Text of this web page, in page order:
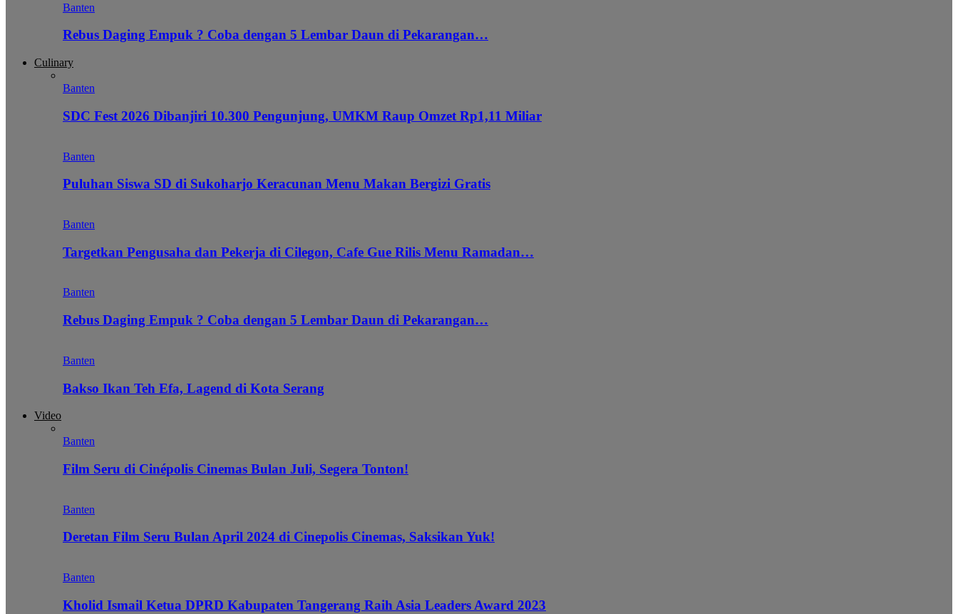
Banten
Rebus Daging Empuk ? Coba dengan 5 Lembar Daun di Pekarangan…
Culinary
Banten
SDC Fest 2026 Dibanjiri 10.300 Pengunjung, UMKM Raup Omzet Rp1,11 Miliar
Banten
Puluhan Siswa SD di Sukoharjo Keracunan Menu Makan Bergizi Gratis
Banten
Targetkan Pengusaha dan Pekerja di Cilegon, Cafe Gue Rilis Menu Ramadan…
Banten
Rebus Daging Empuk ? Coba dengan 5 Lembar Daun di Pekarangan…
Banten
Bakso Ikan Teh Efa, Lagend di Kota Serang
Video
Banten
Film Seru di Cinépolis Cinemas Bulan Juli, Segera Tonton!
Banten
Deretan Film Seru Bulan April 2024 di Cinepolis Cinemas, Saksikan Yuk!
Banten
Kholid Ismail Ketua DPRD Kabupaten Tangerang Raih Asia Leaders Award 2023